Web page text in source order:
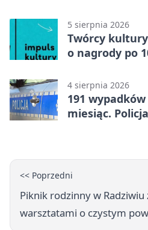
5 sierpnia 2026
Twórcy
o nagrody po
4 sierpnia 2026
191
miesiąc.
<< Poprzedni
Piknik rodzinny w Radziwiu
warsztatami o czystym